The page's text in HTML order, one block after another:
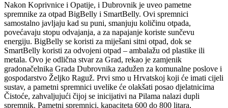
Nakon Koprivnice i Opatije, i Dubrovnik je uveo pametne
spremnike za otpad BigBelly i SmartBelly. Ovi spremnici
samostalno javljaju kad su puni, smanjuju količinu otpada,
povećavaju stopu odvajanja, a za napajanje koriste sunčevu
energiju. BigBelly se koristi za miješani sitni otpad, dok se
SmartBelly koristi za odvojeni otpad – ambalažu od plastike ili
metala. Ovo je odlična stvar za Grad, rekao je zamjenik
gradonačelnika Grada Dubrovnika zadužen za komunalne poslove i
gospodarstvo Željko Raguž. Prvi smo u Hrvatskoj koji će imati cijeli
sustav, a pametni spremnici uvelike će olakšati posao djelatnicima
Čistoće, zahvaljujući čijoj se inicijativi na Pilama nalazi dupli
spremnik. Pametni spremnici, kapaciteta 600 do 800 litara,